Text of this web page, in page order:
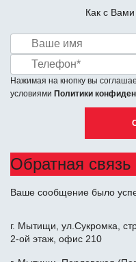
Как с Вами
Нажимая на кнопку вы
условиями Политики
Обратная связь
Ваше сообщение было
г. Мытищи, ул.Сукромка,
2-ой этаж, офис 210